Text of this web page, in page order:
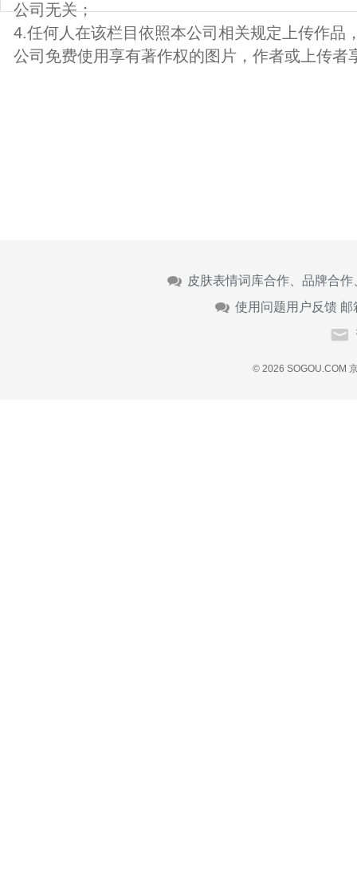
公司无关；
4.任何人在该栏目依照本公司相关规定上传作品
公司免费使用享有著作权的图片，作者或上传者
皮肤表情词库合作、品牌合
使用问题用户反馈 邮
© 2026 SOGOU.COM